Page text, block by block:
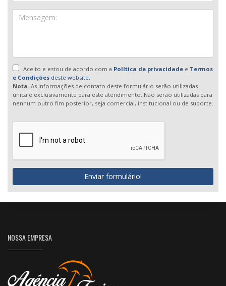
Aceito e estou de acordo com a Política de privacidadee Termos
e Condições deste website.
Nota. As informações de contato deste formulário serão utilizadas
única e exclusivamente para este atendimento. Não serão utilizadas para
nenhum outro fim posterior, seja comercial, institucional ou de suporte.
Enviar formulário!
NOSSA EMPRESA